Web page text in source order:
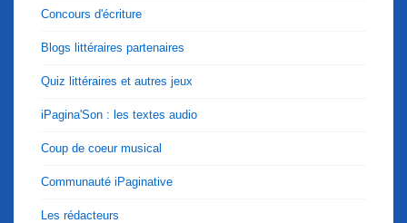
Concours d'écriture
Blogs littéraires partenaires
Quiz littéraires et autres jeux
iPagina'Son : les textes audio
Coup de coeur musical
Communauté iPaginative
Les rédacteurs